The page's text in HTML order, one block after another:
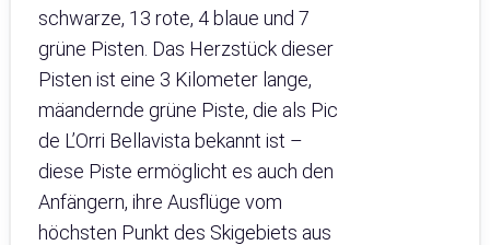
schwarze, 13 rote, 4 blaue und 7
grüne Pisten. Das Herzstück dieser
Pisten ist eine 3 Kilometer lange,
mäandernde grüne Piste, die als Pic
de L’Orri Bellavista bekannt ist –
diese Piste ermöglicht es auch den
Anfängern, ihre Ausflüge vom
höchsten Punkt des Skigebiets aus